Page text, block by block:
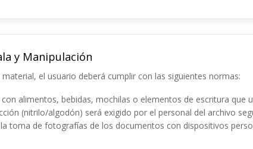
y Manipulación
el usuario deberá cumplir con las siguientes normas:
alimentos, bebidas, mochilas o elementos de escritura que
(nitrilo/algodón) será exigido por el personal del archivo
toma de fotografías de los documentos con dispositivos